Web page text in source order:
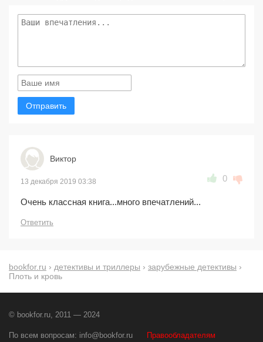
Отправить
Виктор
13 декабря 2019 03:38 0
Очень классная книга...много впечатлений...
Ответить
bookfor.ru › детективы и триллеры › зарубежные детективы ›
Плоть и кровь
© bookfor.ru, 2011 — 2024
По всем вопросам: info@bookfor.ru Правообладателям